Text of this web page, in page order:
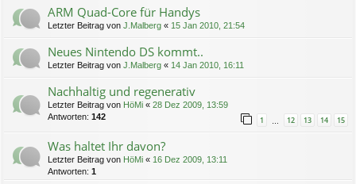
ARM Quad-Core für Handys
Letzter Beitrag von J.Malberg « 15 Jan 2010, 21:54
Neues Nintendo DS kommt..
Letzter Beitrag von J.Malberg « 14 Jan 2010, 16:11
Nachhaltig und regenerativ
Letzter Beitrag von HöMi « 28 Dez 2009, 13:59
Antworten: 142 1 … 12 13 14 15
Was haltet Ihr davon?
Letzter Beitrag von HöMi « 16 Dez 2009, 13:11
Antworten: 1